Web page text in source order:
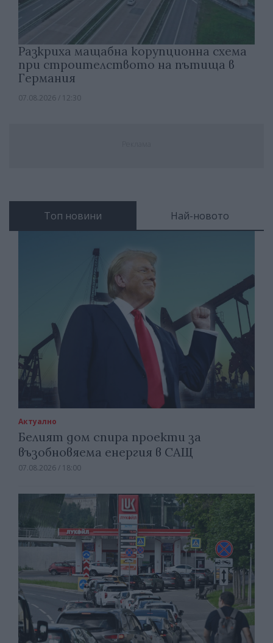
Разкриха мащабна корупционна схема
при строителството на пътища в
Германия
07.08.2026 / 12:30
Топ новини Най-новото
Актуално
Белият дом спира проекти за
възобновяема енергия в САЩ
07.08.2026 / 18:00